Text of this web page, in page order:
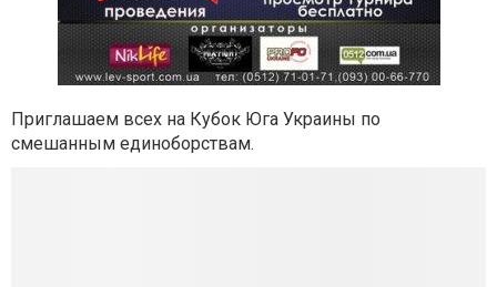
Приглашаем всех на Кубок Юга Украины по
смешанным единоборствам.